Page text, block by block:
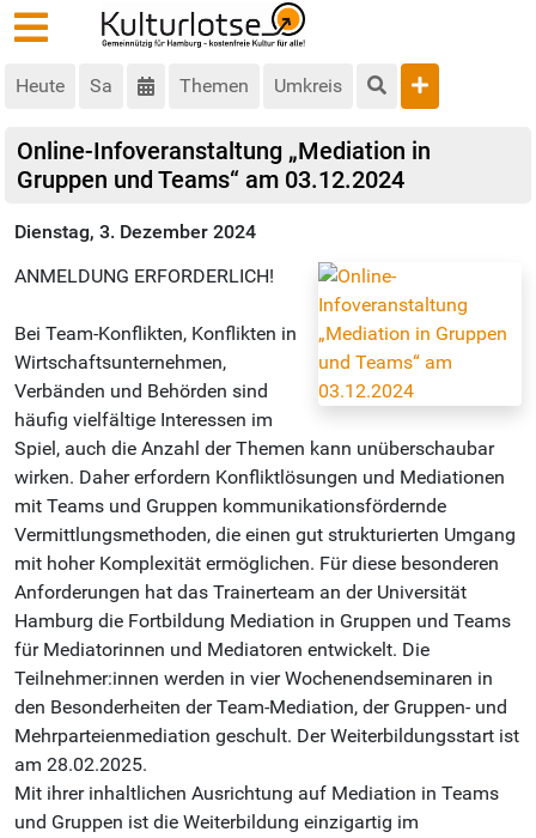
Heute Sa Themen Umkreis
Online-Infoveranstaltung „Mediation in
Gruppen und Teams“ am 03.12.2024
Dienstag, 3. Dezember 2024
ANMELDUNG ERFORDERLICH!
Bei Team-Konflikten, Konflikten in
Wirtschaftsunternehmen,
Verbänden und Behörden sind
häufig vielfältige Interessen im
Spiel, auch die Anzahl der Themen kann unüberschaubar
wirken. Daher erfordern Konfliktlösungen und Mediationen
mit Teams und Gruppen kommunikationsfördernde
Vermittlungsmethoden, die einen gut strukturierten Umgang
mit hoher Komplexität ermöglichen. Für diese besonderen
Anforderungen hat das Trainerteam an der Universität
Hamburg die Fortbildung Mediation in Gruppen und Teams
für Mediatorinnen und Mediatoren entwickelt. Die
Teilnehmer:innen werden in vier Wochenendseminaren in
den Besonderheiten der Team-Mediation, der Gruppen- und
Mehrparteienmediation geschult. Der Weiterbildungsstart ist
am 28.02.2025.
Mit ihrer inhaltlichen Ausrichtung auf Mediation in Teams
und Gruppen ist die Weiterbildung einzigartig im